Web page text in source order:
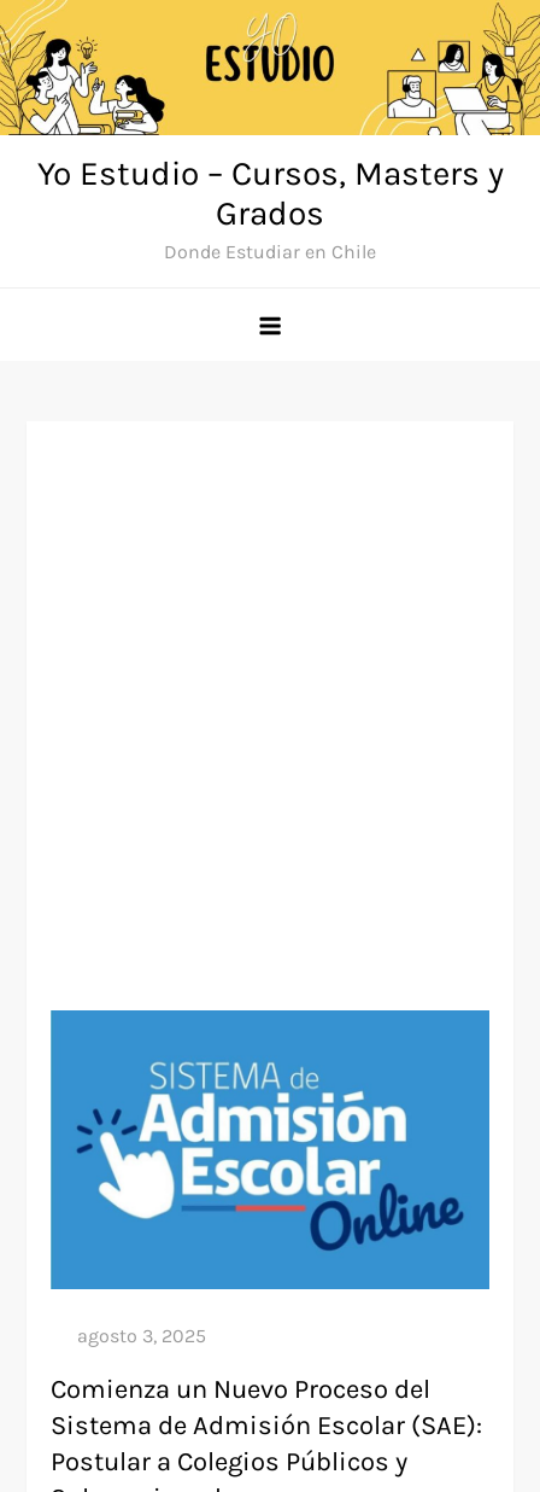
Saltar
al
contenido
Yo Estudio – Cursos, Masters y
Grados
Donde Estudiar en Chile
Comienza un Nuevo Proceso del
Sistema de Admisión Escolar (SAE):
Postular a Colegios Públicos y